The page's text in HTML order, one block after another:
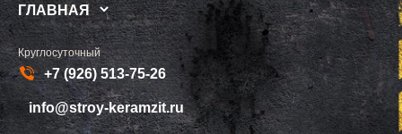
СЫЧЕВО
ТАЛДОМ
ТЕКСТИЛЬЩИК
ТЕМПЫ
ТИШКОВО
ТОМИЛИНО
ТРОИЦК
ТРОИЦКОЕ
ТУГОЛЕССКИЙ БОР
ТУТАЕВ
БЕЛЕБЕЙ
ПРИМОРСК
ЯСНЫЙ
ВЕРЕЩАГИНО
ГУБАХА
УЗЛОВАЯ
САЛЕХАРД
ПРОКОПЬЕВСК
ГЛАВНАЯ
Круглосуточный
+7 (926) 513-75-26
info@stroy-keramzit.ru